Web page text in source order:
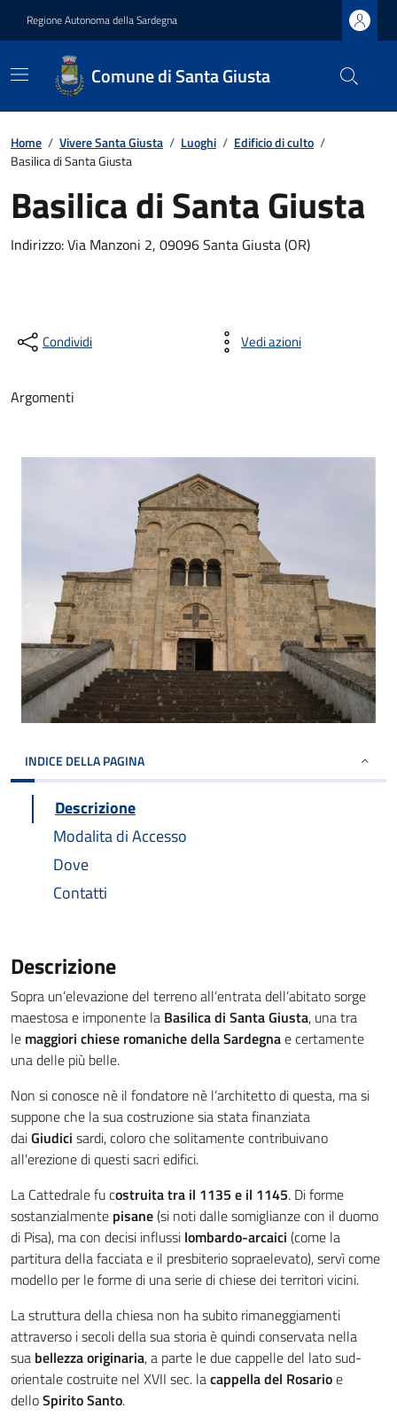
Regione Autonoma della Sardegna
Comune di Santa Giusta
Home / Vivere Santa Giusta / Luoghi / Edificio di culto /
Basilica di Santa Giusta
Basilica di Santa Giusta
Indirizzo: Via Manzoni 2, 09096 Santa Giusta (OR)
Condividi Vedi azioni
Argomenti
INDICE DELLA PAGINA
Descrizione
Modalita di Accesso
Dove
Contatti
Descrizione
Sopra un’elevazione del terreno all’entrata dell’abitato sorge
maestosa e imponente la Basilica di Santa Giusta, una tra
le maggiori chiese romaniche della Sardegnae certamente
una delle più belle.
Non si conosce nè il fondatore nè l’architetto di questa, ma si
suppone che la sua costruzione sia stata finanziata
daiGiudici sardi, coloro che solitamente contribuivano
all'erezione di questi sacri edifici.
La Cattedrale fu costruita tra il 1135 e il 1145. Di forme
sostanzialmente pisane(si noti dalle somiglianze con il duomo
di Pisa), ma con decisi influssi lombardo-arcaici (come la
partitura della facciata e il presbiterio sopraelevato), servì come
modello per le forme di una serie di chiese dei territori vicini.
La struttura della chiesa non ha subito rimaneggiamenti
attraverso i secoli della sua storia è quindi conservata nella
sua bellezza originaria, a parte le due cappelle del lato sud-
orientale costruite nel XVII sec. lacappella del Rosarioe
delloSpirito Santo.